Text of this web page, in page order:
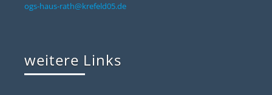
ogs-haus-rath@krefeld05.de
weitere Links